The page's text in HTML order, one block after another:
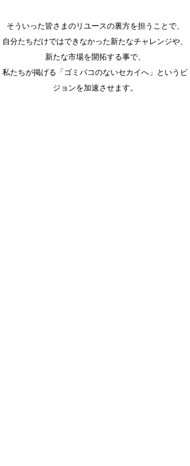
そういった皆さまのリユースの裏方を担うことで、
自分たちだけではできなかった新たなチャレンジや、
新たな市場を開拓する事で、
私たちが掲げる「ゴミバコのないセカイへ」というビ
ジョンを加速させます。